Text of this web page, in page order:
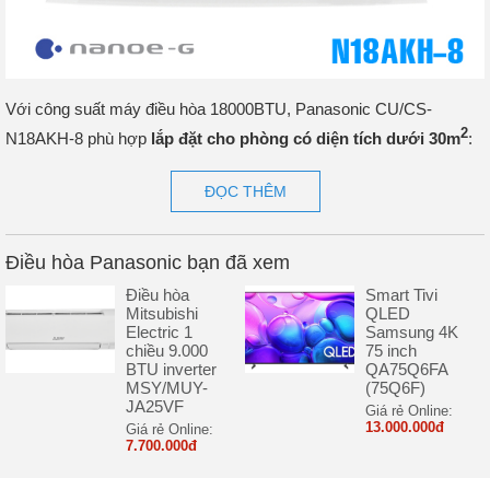
Với công suất máy điều hòa 18000BTU, Panasonic CU/CS-
N18AKH-8 phù hợp lắp đặt cho phòng có diện tích dưới 30m2:
=>>> Xem thêm: Cách tính công suất điều hòa theo m2, m3
Làm lạnh nhanh tức thì, luồng gió
thổi xa tới 15m
Với máy điều hòa Panasonic 1 chiều N18AKH-8 căn phòng của
bạn sẽ được làm mát nhanh hơn bằng cách chạy cả máy nén và
quạt dàn lạnh ở tốc độ siêu cao để bạn tận hưởng khả năng làm
mát mạnh mẽ tức thì trong khi khởi động.
ĐỌC THÊM
Điều hòa Panasonic bạn đã xem
Điều hòa
Mitsubishi
Electric 1
chiều 9.000
BTU inverter
MSY/MUY-
JA25VF
Giá rẻ Online:
7.700.000đ
Smart Tivi
QLED
Samsung 4K
75 inch
QA75Q6FA
(75Q6F)
Giá rẻ Online:
13.000.000đ